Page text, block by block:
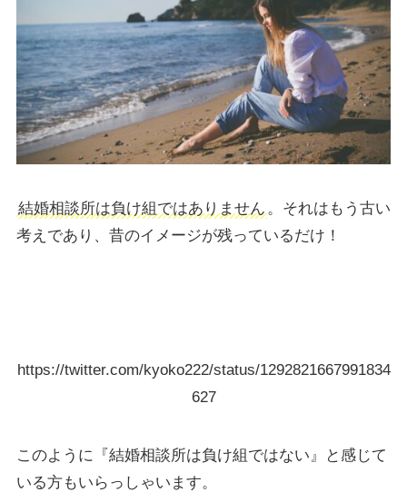
結婚相談所は負け組ではありません 。それはもう古い
考えであり、昔のイメージが残っているだけ！
https://twitter.com/kyoko222/status/1292821667991834
627
このように『結婚相談所は負け組ではない』と感じて
いる方もいらっしゃいます。